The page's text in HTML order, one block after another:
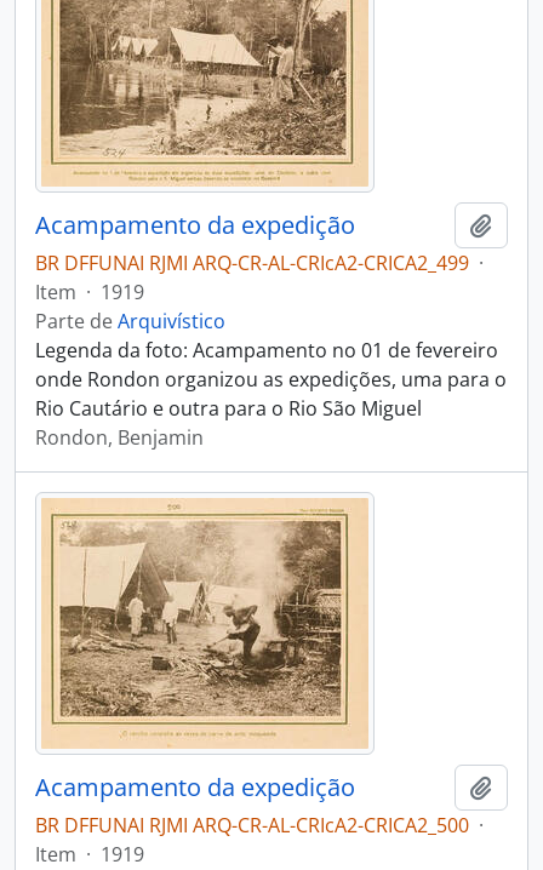
Acampamento da expedição
BR DFFUNAI RJMI ARQ-CR-AL-CRIcA2-CRICA2_499 ·
Item · 1919
Parte deArquivístico
Legenda da foto: Acampamento no 01 de fevereiro
onde Rondon organizou as expedições, uma para o
Rio Cautário e outra para o Rio São Miguel
Rondon, Benjamin
Acampamento da expedição
BR DFFUNAI RJMI ARQ-CR-AL-CRIcA2-CRICA2_500 ·
Item · 1919